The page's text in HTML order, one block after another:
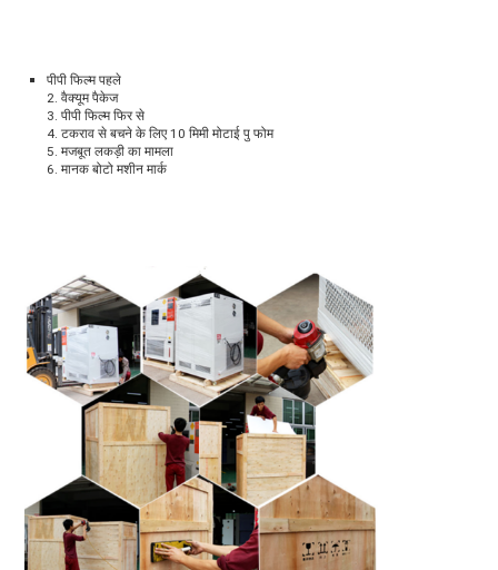
पीपी फिल्म पहले
2. वैक्यूम पैकेज
3. पीपी फिल्म फिर से
4. टकराव से बचने के लिए 10 मिमी मोटाई पु फोम
5. मजबूत लकड़ी का मामला
6. मानक बोटो मशीन मार्क